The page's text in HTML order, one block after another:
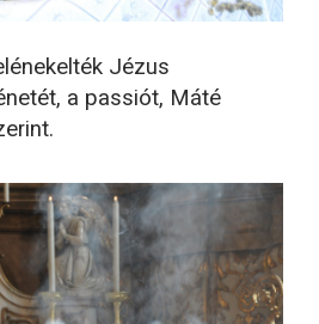
Jézus
a passiót, Máté